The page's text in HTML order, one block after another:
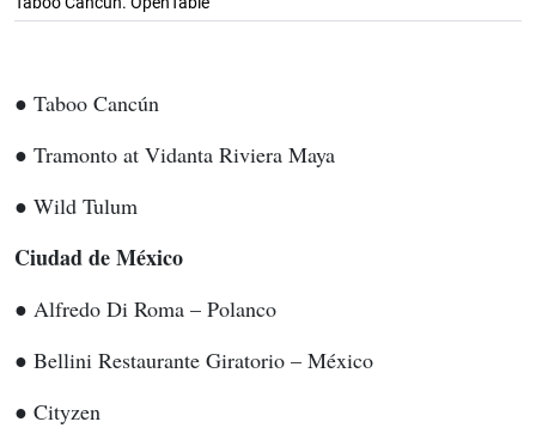
● Taboo Cancún
● Tramonto at Vidanta Riviera Maya
● Wild Tulum
Ciudad de México
● Alfredo Di Roma – Polanco
● Bellini Restaurante Giratorio – México
● Cityzen